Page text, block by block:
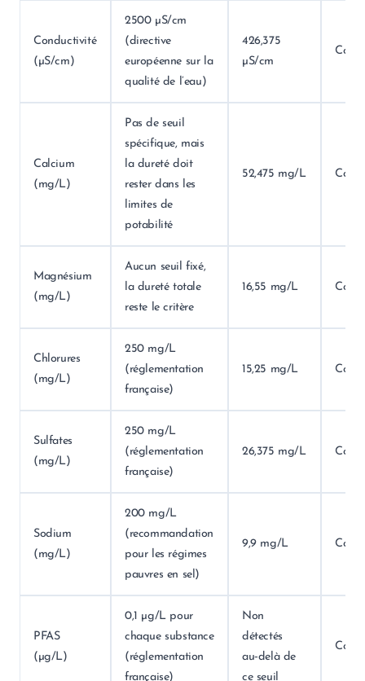
Conductivité
(µS/cm)
2500 µS/cm
(directive
européenne sur la
qualité de l’eau)
426,375
µS/cm
Calcium
(mg/L)
Pas de seuil
spécifique, mais
la dureté doit
rester dans les
limites de
potabilité
52,475 mg/L
Magnésium
(mg/L)
Aucun seuil fixé,
la dureté totale
reste le critère
16,55 mg/L
Chlorures
(mg/L)
250 mg/L
(réglementation
française)
15,25 mg/L
Sulfates
(mg/L)
250 mg/L
(réglementation
française)
26,375 mg/L
Sodium
(mg/L)
200 mg/L
(recommandation
pour les régimes
pauvres en sel)
9,9 mg/L
PFAS
(µg/L)
0,1 µg/L pour
chaque substance
(réglementation
française)
Non
détectés
au‑delà de
ce seuil